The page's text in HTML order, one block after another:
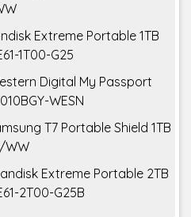
Extreme Portable 1TB
1T00-G25
Digital My Passport
WESN
T7 Portable Shield 1TB
WW
Extreme Portable 2TB
2T00-G25B